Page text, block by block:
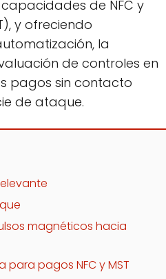
de NFC y
y ofreciendo
la
de controles en
pagos sin contacto
de ataque.
magnéticos hacia
pagos NFC y MST